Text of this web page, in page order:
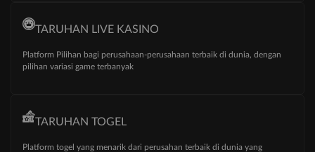
TARUHAN LIVE KASINO
Platform Pilihan bagi perusahaan-perusahaan terbaik di dunia, dengan
pilihan variasi game terbanyak
TARUHAN TOGEL
Platform togel yang menarik dari perusahan terbaik di dunia yang